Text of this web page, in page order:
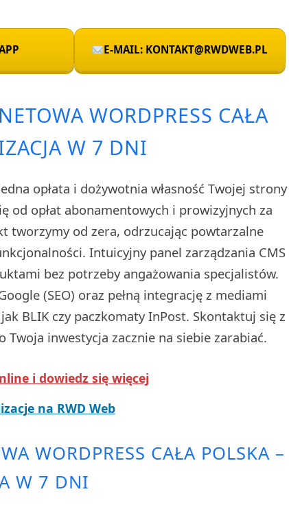
E-MAIL: KONTAKT@RWDWEB.PL
WORDPRESS CAŁA
W 7 DNI
opłata i dożywotnia własność Twojej strony
od opłat abonamentowych i prowizyjnych za
tworzymy od zera, odrzucając powtarzalne
Intuicyjny panel zarządzania CMS
bez potrzeby angażowania specjalistów.
(SEO) oraz pełną integrację z mediami
BLIK czy paczkomaty InPost. Skontaktuj się z
Twoja inwestycja zacznie na siebie zarabiać.
i dowiedz się więcej
na RWD Web
WORDPRESS CAŁA POLSKA –
W 7 DNI